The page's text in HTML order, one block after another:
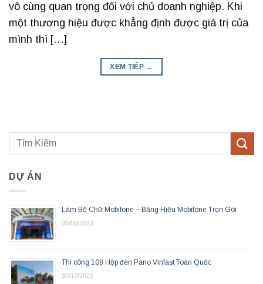
vô cùng quan trọng đối với chủ doanh nghiệp. Khi
một thương hiệu được khẳng định được giá trị của
mình thì […]
XEM TIẾP →
DỰ ÁN
Làm Bộ Chữ Mobifone – Bảng Hiệu Mobifone Trọn Gói
05/06/2023
Thi công 108 Hộp đèn Pano Vinfast Toàn Quốc
30/12/2022